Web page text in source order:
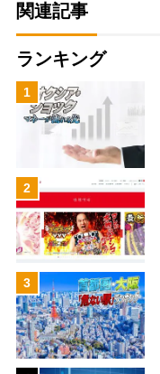
関連記事
ランキング
1
2
3